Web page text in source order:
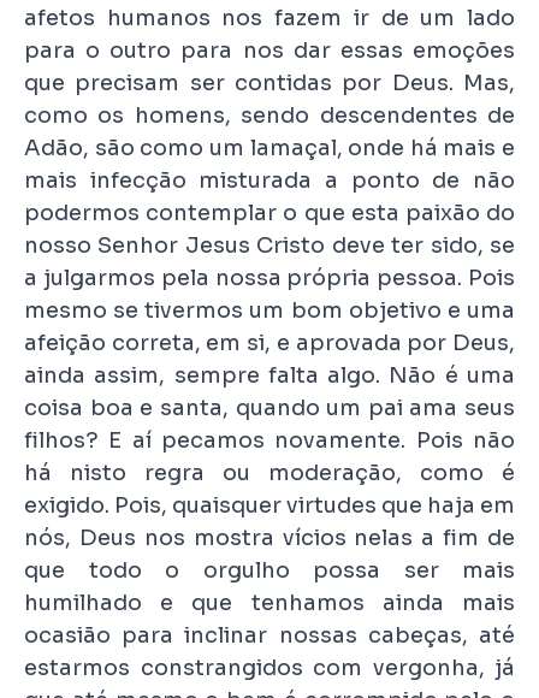
afetos humanos nos fazem ir de um lado
para o outro para nos dar essas emoções
que precisam ser contidas por Deus. Mas,
como os homens, sendo descendentes de
Adão, são como um lamaçal, onde há mais e
mais infecção misturada a ponto de não
podermos contemplar o que esta paixão do
nosso Senhor Jesus Cristo deve ter sido, se
a julgarmos pela nossa própria pessoa. Pois
mesmo se tivermos um bom objetivo e uma
afeição correta, em si, e aprovada por Deus,
ainda assim, sempre falta algo. Não é uma
coisa boa e santa, quando um pai ama seus
filhos? E aí pecamos novamente. Pois não
há nisto regra ou moderação, como é
exigido. Pois, quaisquer virtudes que haja em
nós, Deus nos mostra vícios nelas a fim de
que todo o orgulho possa ser mais
humilhado e que tenhamos ainda mais
ocasião para inclinar nossas cabeças, até
estarmos constrangidos com vergonha, já